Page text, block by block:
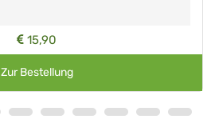
15,90
Zur Bestellung